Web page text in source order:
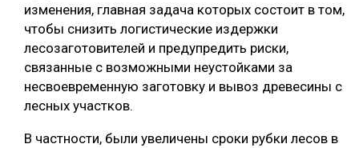
МЕБЕЛЬНОЕ ПРОИЗВОДСТВО
изменения, главная задача которых состоит в том,
чтобы снизить логистические издержки
лесозаготовителей и предупредить риски,
связанные с возможными неустойками за
несвоевременную заготовку и вывоз древесины с
лесных участков.
В частности, были увеличены сроки рубки лесов в